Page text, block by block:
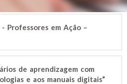
Professores em Ação –
de aprendizagem com
e aos manuais digitais”